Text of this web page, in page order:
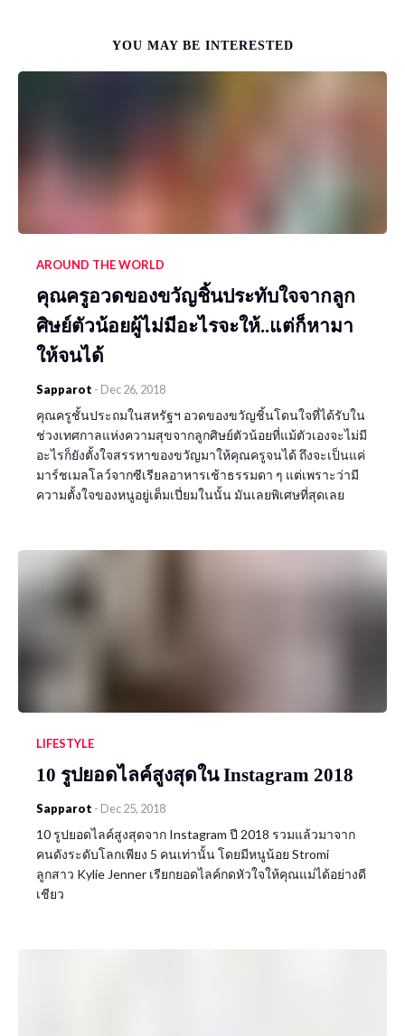
YOU MAY BE INTERESTED
AROUND THE WORLD
คุณครูอวดของขวัญชิ้นประทับใจจากลูก
ศิษย์ตัวน้อยผู้ไม่มีอะไรจะให้..แต่ก็หามา
ให้จนได้
Sapparot - Dec 26, 2018
คุณครูชั้นประถมในสหรัฐฯ อวดของขวัญชิ้นโดนใจที่ได้รับใน
ช่วงเทศกาลแห่งความสุขจากลูกศิษย์ตัวน้อยที่แม้ตัวเองจะไม่มี
อะไรก็ยังตั้งใจสรรหาของขวัญมาให้คุณครูจนได้ ถึงจะเป็นแค่
มาร์ชเมลโลว์จากซีเรียลอาหารเช้าธรรมดา ๆ แต่เพราะว่ามี
ความตั้งใจของหนูอยู่เต็มเปี่ยมในนั้น มันเลยพิเศษที่สุดเลย
LIFESTYLE
10 รูปยอดไลค์สูงสุดใน Instagram 2018
Sapparot - Dec 25, 2018
10 รูปยอดไลค์สูงสุดจาก Instagram ปี 2018 รวมแล้วมาจาก
คนดังระดับโลกเพียง 5 คนเท่านั้น โดยมีหนูน้อย Stromi
ลูกสาว Kylie Jenner เรียกยอดไลค์กดหัวใจให้คุณแม่ได้อย่างดี
เชียว